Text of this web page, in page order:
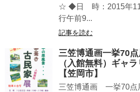
☆ ◆日 時：2015年11
行午前9...
記事を読む
三笠博通画一挙70
（入館無料）ギャ
【笠岡市】
三笠博通画 一挙70点